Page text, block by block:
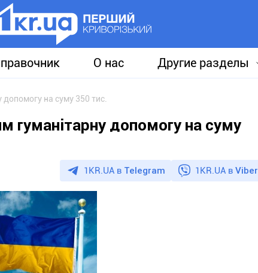
О нас Другие разделы
на суму 350 тис.
гуманітарну допомогу на суму
1KR.UA в Telegram 1KR.UA в Viber